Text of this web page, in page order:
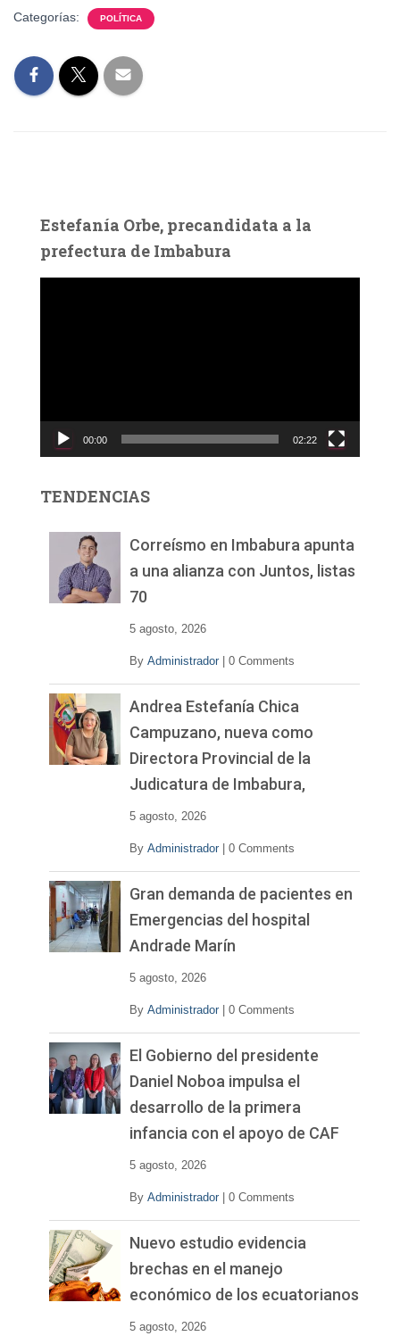
Categorías: POLÍTICA
Estefanía Orbe, precandidata a la
prefectura de Imbabura
c
d
00:00 02:22
TENDENCIAS
Correísmo en Imbabura apunta
a una alianza con Juntos, listas
70
5 agosto, 2026
By Administrador 0 Comments
Andrea Estefanía Chica
Campuzano, nueva como
Directora Provincial de la
Judicatura de Imbabura,
5 agosto, 2026
By Administrador 0 Comments
Gran demanda de pacientes en
Emergencias del hospital
Andrade Marín
5 agosto, 2026
By Administrador 0 Comments
El Gobierno del presidente
Daniel Noboa impulsa el
desarrollo de la primera
infancia con el apoyo de CAF
5 agosto, 2026
By Administrador 0 Comments
Nuevo estudio evidencia
brechas en el manejo
económico de los ecuatorianos
5 agosto, 2026